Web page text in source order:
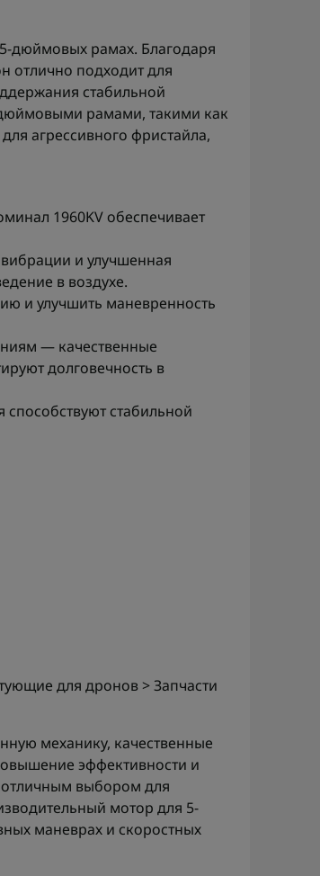
дюймовых рамах. Благодаря
отлично подходит для
стабильной
рамами, такими как
агрессивного фристайла,
1960KV обеспечивает
и улучшенная
в воздухе.
и улучшить маневренность
— качественные
долговечность в
стабильной
для дронов > Запчасти
механику, качественные
эффективности и
отличным выбором для
мотор для 5-
маневрах и скоростных